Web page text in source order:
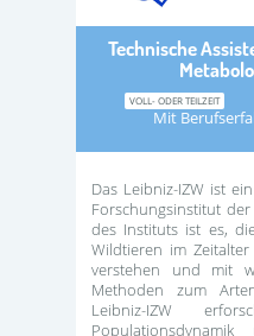
Technische
VOLL- ODER TEILZEIT
Mit
Das Leibniz-IZW ist
Forschungsinstitut
des Instituts ist es,
Wildtieren im
verstehen und mit
Methoden zum
Leibniz-IZW